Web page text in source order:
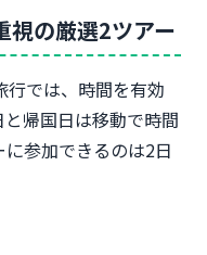
視の厳選2ツアー
行では、時間を有効
帰国日は移動で時間
参加できるのは2日